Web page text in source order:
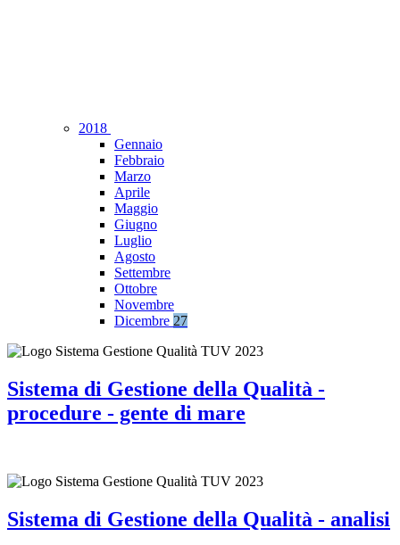
2018
Gennaio
Febbraio
Marzo
Aprile
Maggio
Giugno
Luglio
Agosto
Settembre
Ottobre
Novembre
Dicembre 27
Sistema di Gestione della Qualità -
procedure - gente di mare
Sistema di Gestione della Qualità - analisi